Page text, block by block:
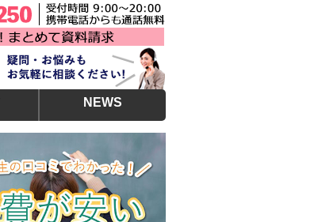
NEWS